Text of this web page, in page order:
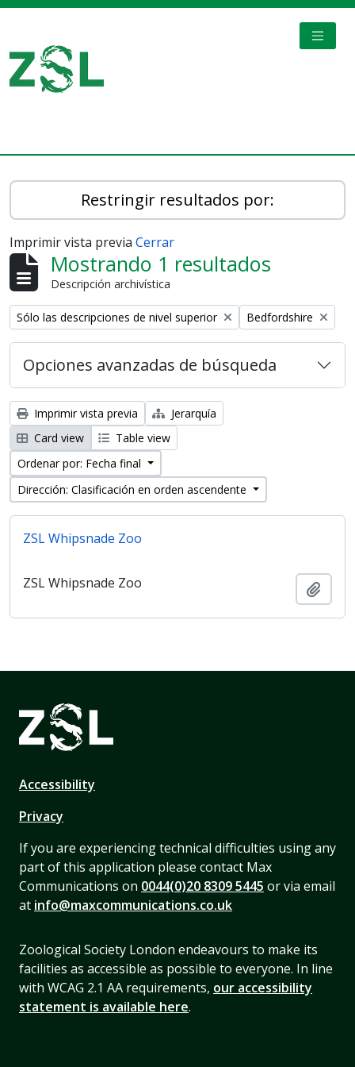
Restringir resultados por:
Imprimir vista previa Cerrar
Mostrando 1 resultados
Descripción archivística
Remove filter:
Sólo las descripciones de nivel superior Remove filter:
Bedfordshire
Opciones avanzadas de búsqueda
Imprimir vista previa
Jerarquía
Card view
Table view
Ordenar por: Fecha final
Dirección: Clasificación en orden ascendente
ZSL Whipsnade Zoo
ZSL Whipsnade Zoo
Accessibility
Privacy
If you are experiencing technical difficulties using any
part of this application please contact Max
Communications on 0044(0)20 8309 5445 or via email
at info@maxcommunications.co.uk
Zoological Society London endeavours to make its
facilities as accessible as possible to everyone. In line
with WCAG 2.1 AA requirements, our accessibility
statement is available here.